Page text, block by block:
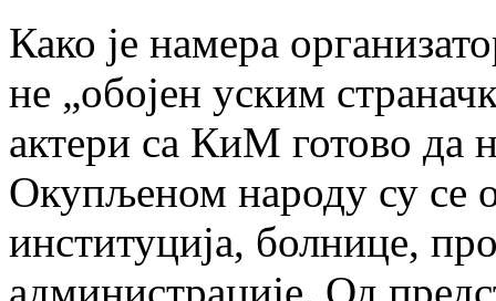
Како је намера
не „обојен уским
актери са КиМ готово да
Окупљеном народу су се
институција, болнице,
администрације. Од